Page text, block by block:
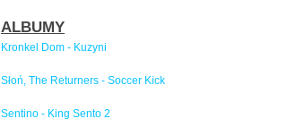
ALBUMY
Kronkel Dom - Kuzyni
Słoń, The Returners - Soccer Kick
Sentino - King Sento 2